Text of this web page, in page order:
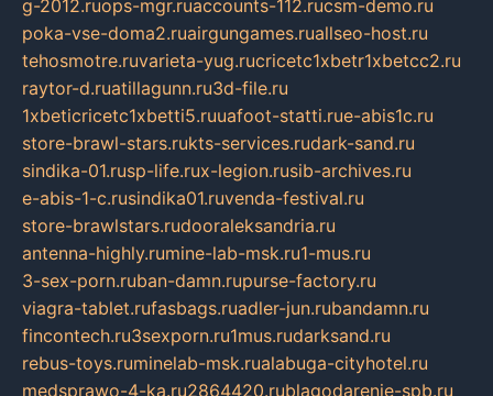
g-2012.ruops-mgr.ruaccounts-112.rucsm-demo.ru
poka-vse-doma2.ruairgungames.ruallseo-host.ru
tehosmotre.ruvarieta-yug.rucricetc1xbetr1xbetcc2.ru
raytor-d.ruatillagunn.ru3d-file.ru
1xbeticricetc1xbetti5.ruuafoot-statti.rue-abis1c.ru
store-brawl-stars.rukts-services.rudark-sand.ru
sindika-01.rusp-life.rux-legion.rusib-archives.ru
e-abis-1-c.rusindika01.ruvenda-festival.ru
store-brawlstars.rudooraleksandria.ru
antenna-highly.rumine-lab-msk.ru1-mus.ru
3-sex-porn.ruban-damn.rupurse-factory.ru
viagra-tablet.rufasbags.ruadler-jun.rubandamn.ru
fincontech.ru3sexporn.ru1mus.rudarksand.ru
rebus-toys.ruminelab-msk.rualabuga-cityhotel.ru
medsprawo-4-ka.ru2864420.rublagodarenie-spb.ru